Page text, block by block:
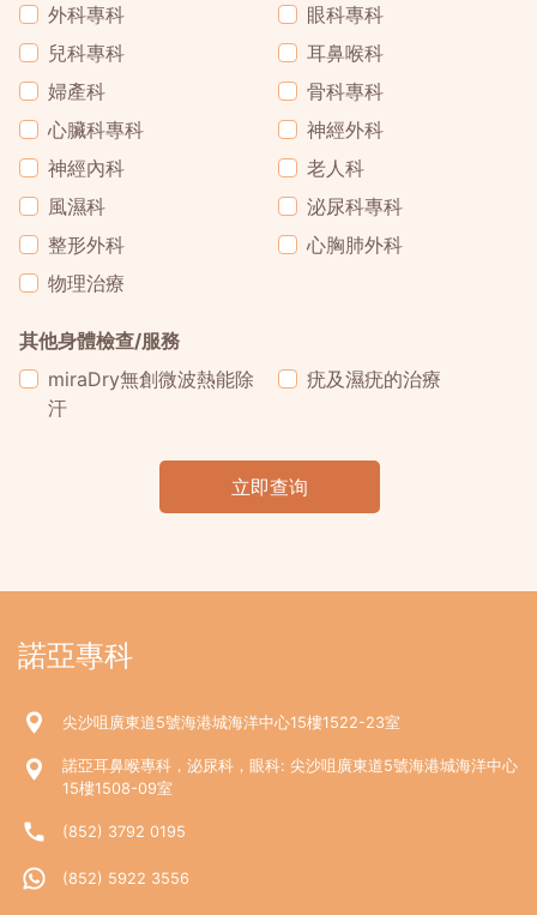
外科專科
眼科專科
兒科專科
耳鼻喉科
婦產科
骨科專科
心臟科專科
神經外科
神經內科
老人科
風濕科
泌尿科專科
整形外科
心胸肺外科
物理治療
其他身體檢查/服務
miraDry無創微波熱能除
汗
疣及濕疣的治療
立即查询
諾亞專科
尖沙咀廣東道5號海港城海洋中心15樓1522-23室
諾亞耳鼻喉專科，泌尿科，眼科: 尖沙咀廣東道5號海港城海洋中心
15樓1508-09室
(852) 3792 0195
(852) 5922 3556